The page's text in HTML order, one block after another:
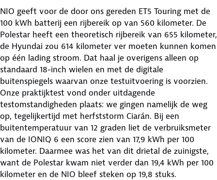
NIO geeft voor de door ons gereden ET5 Touring met de
100 kWh batterij een rijbereik op van 560 kilometer. De
Polestar heeft een theoretisch rijbereik van 655 kilometer,
de Hyundai zou 614 kilometer ver moeten kunnen komen
op één lading stroom. Dat haal je overigens alleen op
standaard 18-inch wielen en met de digitale
buitenspiegels waarvan onze testuitvoering is voorzien.
Onze praktijktest vond onder uitdagende
testomstandigheden plaats: we gingen namelijk de weg
op, tegelijkertijd met herfststorm Ciarán. Bij een
buitentemperatuur van 12 graden liet de verbruiksmeter
van de IONIQ 6 een score zien van 17,9 kWh per 100
kilometer. Daarmee was het van dit drietal de zuinigste,
want de Polestar kwam niet verder dan 19,4 kWh per 100
kilometer en de NIO bleef steken op 19,8 stuks.